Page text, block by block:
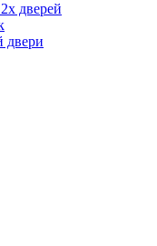
дверей
двери